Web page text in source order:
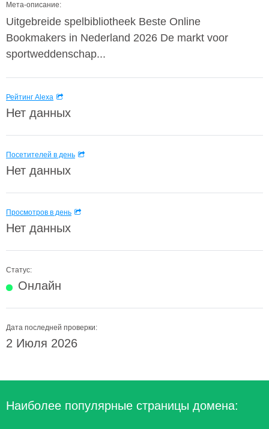
Мета-описание:
Uitgebreide spelbibliotheek Beste Online
Bookmakers in Nederland 2026 De markt voor
sportweddenschap...
Рейтинг Alexa
Нет данных
Посетителей в день
Нет данных
Просмотров в день
Нет данных
Статус:
Онлайн
Дата последней проверки:
2 Июля 2026
Наиболее популярные страницы домена: